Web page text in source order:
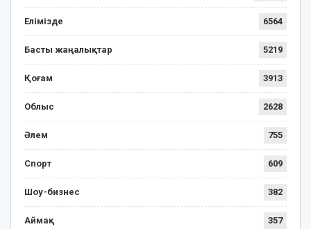
Елімізде 6564
Басты жаңалықтар 5219
Қоғам 3913
Облыс 2628
Әлем 755
Спорт 609
Шоу-бизнес 382
Аймақ 357